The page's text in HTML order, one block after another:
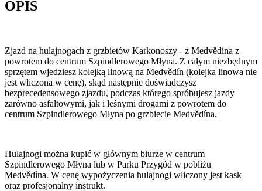
OPIS
Zjazd na hulajnogach z grzbietów Karkonoszy - z Medvědína z
powrotem do centrum Szpindlerowego Młyna. Z całym niezbędnym
sprzętem wjedziesz kolejką linową na Medvědín (kolejka linowa nie
jest wliczona w cenę), skąd następnie doświadczysz
bezprecedensowego zjazdu, podczas którego spróbujesz jazdy
zarówno asfaltowymi, jak i leśnymi drogami z powrotem do
centrum Szpindlerowego Młyna po grzbiecie Medvědína.
Hulajnogi można kupić w głównym biurze w centrum
Szpindlerowego Młyna lub w Parku Przygód w pobliżu
Medvědína. W cenę wypożyczenia hulajnogi wliczony jest kask
oraz profesjonalny instrukt.